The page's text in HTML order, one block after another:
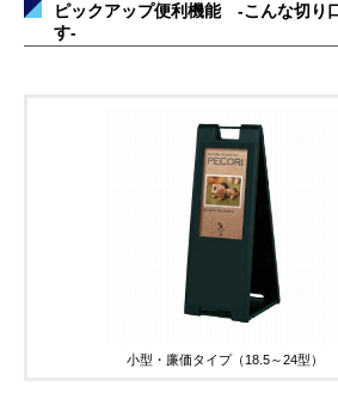
ピックアップ便利機能 -こんな切り
す-
小型・廉価タイプ（18.5～24型）